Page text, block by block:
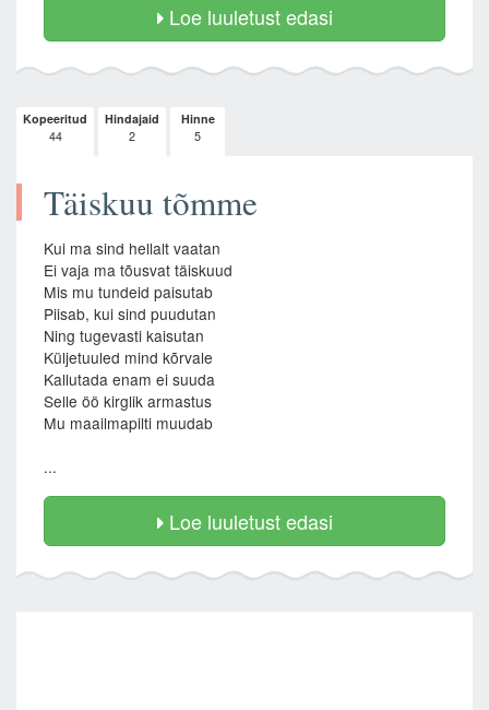
Loe luuletust edasi
Kopeeritud
44
Hindajaid
2
Hinne
5
Täiskuu tõmme
Kui ma sind hellalt vaatan
Ei vaja ma tõusvat täiskuud
Mis mu tundeid paisutab
Piisab, kui sind puudutan
Ning tugevasti kaisutan
Küljetuuled mind kõrvale
Kallutada enam ei suuda
Selle öö kirglik armastus
Mu maailmapilti muudab
...
Loe luuletust edasi